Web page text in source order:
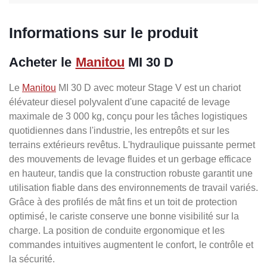
Informations sur le produit
Acheter le Manitou MI 30 D
Le Manitou MI 30 D avec moteur Stage V est un chariot
élévateur diesel polyvalent d'une capacité de levage
maximale de 3 000 kg, conçu pour les tâches logistiques
quotidiennes dans l'industrie, les entrepôts et sur les
terrains extérieurs revêtus. L'hydraulique puissante permet
des mouvements de levage fluides et un gerbage efficace
en hauteur, tandis que la construction robuste garantit une
utilisation fiable dans des environnements de travail variés.
Grâce à des profilés de mât fins et un toit de protection
optimisé, le cariste conserve une bonne visibilité sur la
charge. La position de conduite ergonomique et les
commandes intuitives augmentent le confort, le contrôle et
la sécurité.